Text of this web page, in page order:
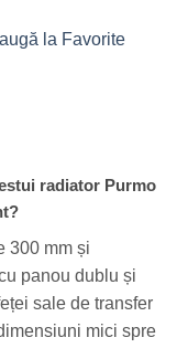
la Favorite
radiator Purmo
300 mm și
panou dublu și
sale de transfer
mici spre